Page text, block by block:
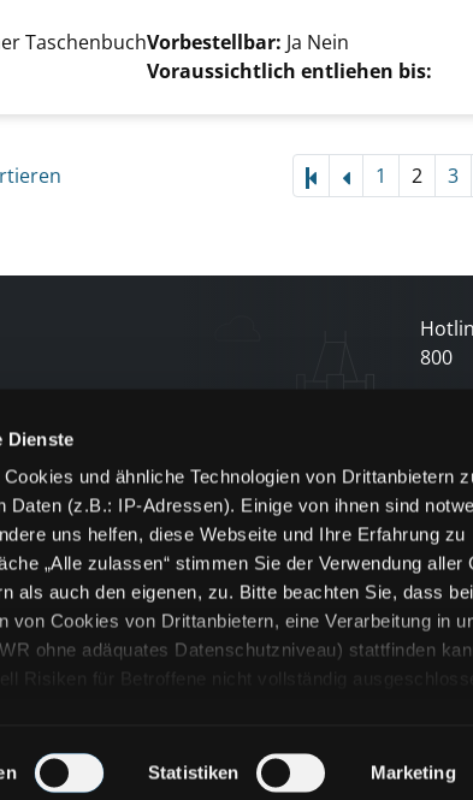
Dienste
und ähnliche Technologien von Drittanbietern
Daten (z.B.: IP-Adressen). Einige von ihnen sind
uns helfen, diese Webseite und Ihre Erfahrung zu
„Alle zulassen“ stimmen Sie der Verwendung aller
als auch den eigenen, zu. Bitte beachten Sie, dass bei
von Cookies von Drittanbietern, eine Verarbeitung in
ohne adäquates Datenschutzniveau) stattfinden
Risiken für Betroffene nicht vollständig
zu den verschiedenen Kategorien von Cookies und
Sie über unsere „Cookie-Einstellungen“ unter dem
Statistiken Marketing
TaschenbuchVorbestellbar: Ja Nein
Voraussichtlich entliehen bis:
1 2 3
800
und